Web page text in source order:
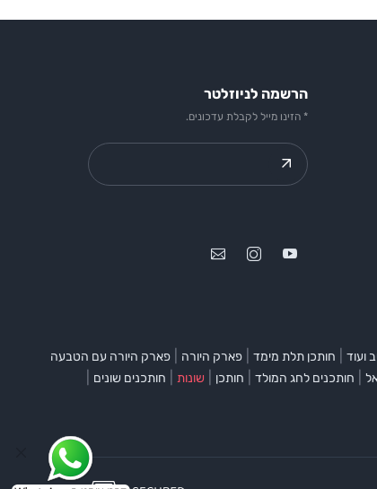
הרשמה לניוזלטר
* הזינו מייל לקבלת עדכונים.
ועוד חותכן תלת מימד פארק היורה פארק היורה עם הטבעה
חותכנים לחג המולד חותכן שונות חותכנים שונים